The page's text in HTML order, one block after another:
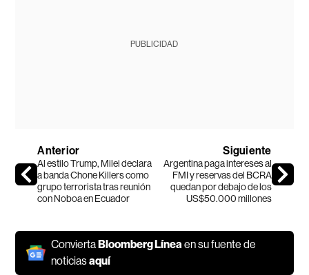
PUBLICIDAD
Anterior
Al estilo Trump, Milei declara
a banda Chone Killers como
grupo terrorista tras reunión
con Noboa en Ecuador
Siguiente
Argentina paga intereses al
FMI y reservas del BCRA
quedan por debajo de los
US$50.000 millones
ConviertaBloomberg Líneaen su fuente de
noticiasaquí